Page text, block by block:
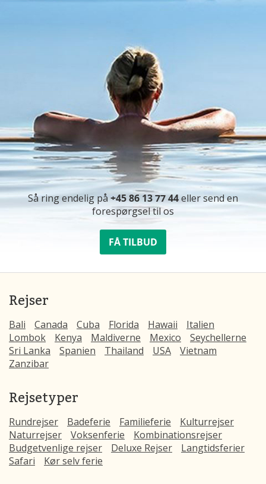
Så ring endelig på +45 86 13 77 44eller send en
forespørgsel til os
FÅ TILBUD
Rejser
Bali Canada Cuba Florida Hawaii
Italien
Lombok
Kenya Maldiverne Mexico
Seychellerne
Sri Lanka
Spanien Thailand USA
Vietnam
Zanzibar
Rejsetyper
Rundrejser Badeferie Familieferie
Kulturrejser
Naturrejser
Voksenferie
Kombinationsrejser
Budgetvenlige rejser
Deluxe Rejser
Langtidsferier
Safari
Kør selv ferie